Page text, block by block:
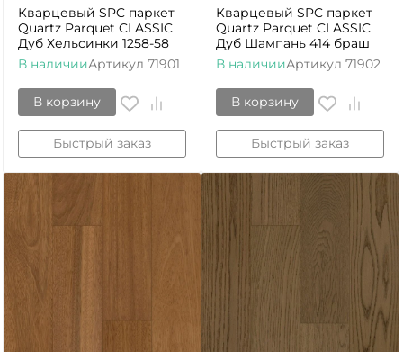
Кварцевый SPC паркет
Quartz Parquet CLASSIC
Дуб Хельсинки 1258-58
В наличииАртикул 71901
В корзину
Быстрый заказ
Кварцевый SPC паркет
Quartz Parquet CLASSIC
Дуб Шампань 414 браш
В наличииАртикул 71902
В корзину
Быстрый заказ